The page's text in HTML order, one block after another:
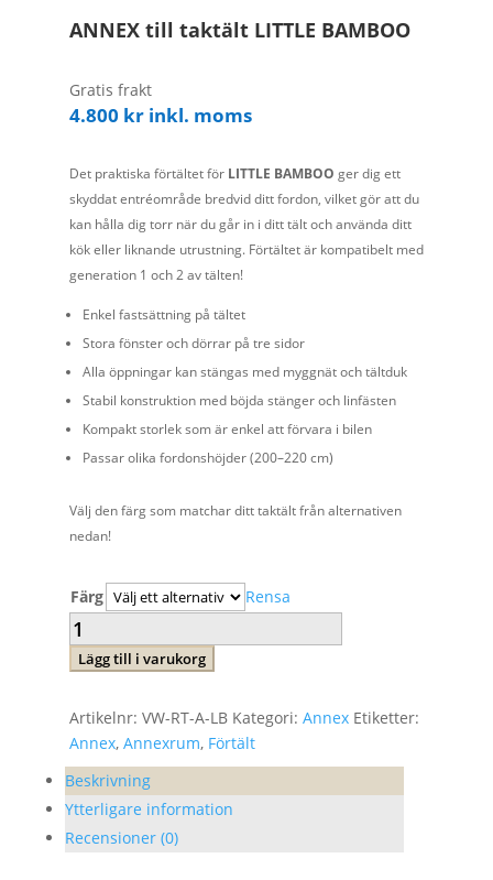
ANNEX till taktält LITTLE BAMBOO
Gratis frakt
4.800 kr inkl. moms
Det praktiska förtältet för LITTLE BAMBOO ger dig ett
skyddat entréområde bredvid ditt fordon, vilket gör att du
kan hålla dig torr när du går in i ditt tält och använda ditt
kök eller liknande utrustning. Förtältet är kompatibelt med
generation 1 och 2 av tälten!
Enkel fastsättning på tältet
Stora fönster och dörrar på tre sidor
Alla öppningar kan stängas med myggnät och tältduk
Stabil konstruktion med böjda stänger och linfästen
Kompakt storlek som är enkel att förvara i bilen
Passar olika fordonshöjder (200–220 cm)
Välj den färg som matchar ditt taktält från alternativen
nedan!
Färg
Rensa
ANNEX
till
taktält
BAMBOO
mängd
Lägg till i varukorg
Artikelnr: VW-RT-A-LB Kategori: Annex Etiketter:
Annex, Annexrum, Förtält
Beskrivning
Ytterligare information
Recensioner (0)